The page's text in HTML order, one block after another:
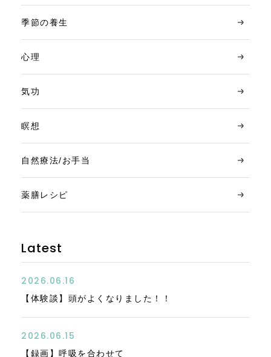
季節の養生
心理
気功
瞑想
自然療法/お手当
薬膳レシピ
Latest
2026.06.16
【体験談】頭がよくなりました！！
2026.06.15
【録画】呼吸を合わせて